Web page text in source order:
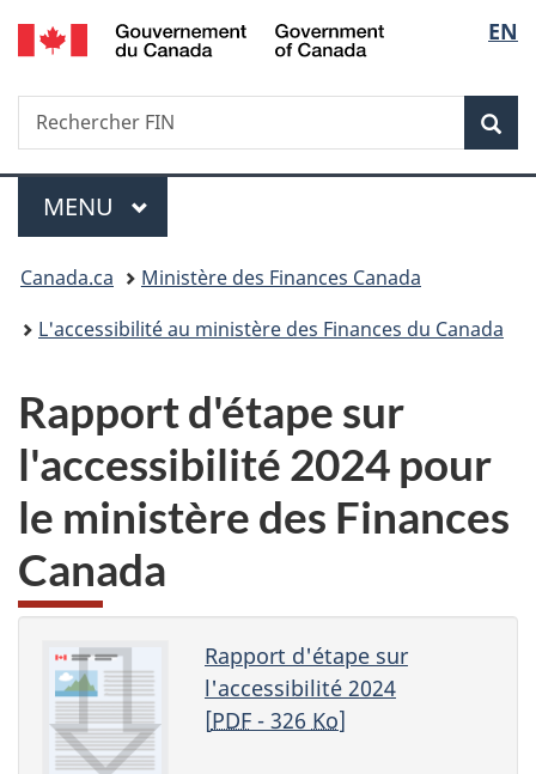
Passer
au
Passer
à
du
Passer
à
simplifiée
de
la
EN
Recherche
Rechercher
FIN
Menu
MENU PRINCIPAL
Vous
êtes
Canada.ca
Ministère des Finances Canada
L'accessibilité au ministère des Finances du Canada
Rapport d'étape sur
l'accessibilité 2024 pour
le ministère des Finances
Canada
Rapport d'étape sur
l'accessibilité 2024
[PDF- 326 Ko]